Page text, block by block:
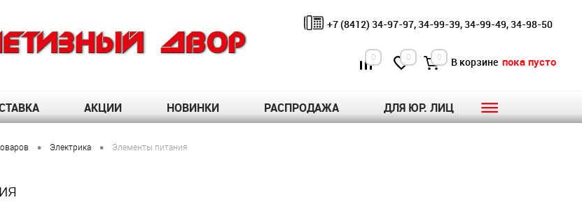
+7 (8412) 34-97-97, 34-99-39, 34-99-49, 34-98-50
0 0 0 В корзине пока пусто
АКЦИИ НОВИНКИ РАСПРОДАЖА ДЛЯ ЮР. ЛИЦ
• Электрика • Элементы питания